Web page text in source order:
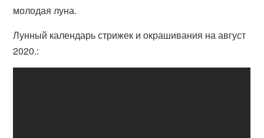
молодая луна.
Лунный календарь стрижек и окрашивания на август
2020.: